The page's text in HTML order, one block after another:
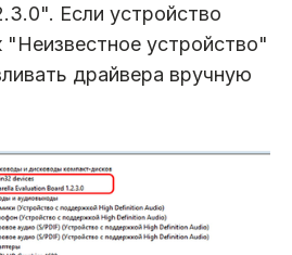
Если устройство
"Неизвестное устройство"
драйвера вручную